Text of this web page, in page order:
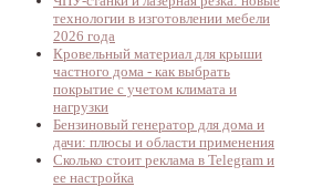
технологии в изготовлении мебели
2026 года
Кровельный материал для крыши
частного дома - как выбрать
покрытие с учетом климата и
нагрузки
Бензиновый генератор для дома и
дачи: плюсы и области применения
Сколько стоит реклама в Telegram и
ее настройка